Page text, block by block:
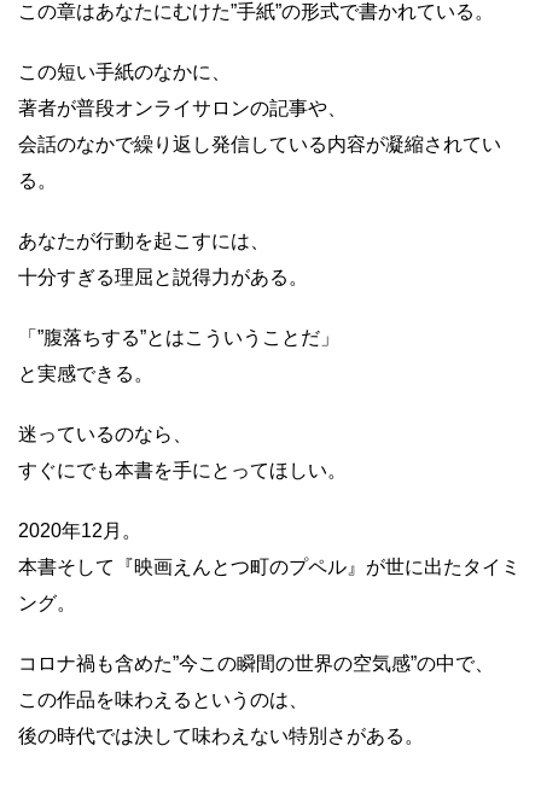
この章はあなたにむけた”手紙”の形式で書かれている。
この短い手紙のなかに、
著者が普段オンライサロンの記事や、
会話のなかで繰り返し発信している内容が凝縮されてい
る。
あなたが行動を起こすには、
十分すぎる理屈と説得力がある。
「”腹落ちする”とはこういうことだ」
と実感できる。
迷っているのなら、
すぐにでも本書を手にとってほしい。
2020年12月。
本書そして『映画えんとつ町のプペル』が世に出たタイミ
ング。
コロナ禍も含めた”今この瞬間の世界の空気感”の中で、
この作品を味わえるというのは、
後の時代では決して味わえない特別さがある。